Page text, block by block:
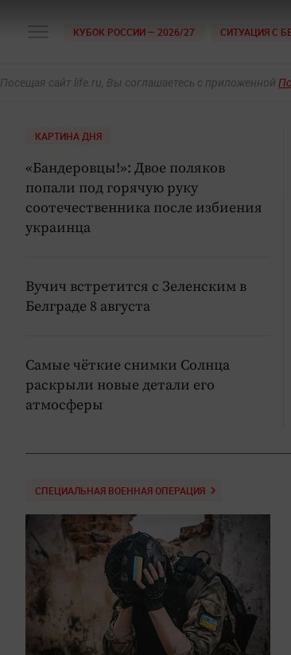
КУБОК РОССИИ — 2026/27 СИТУАЦИЯ С
Посещая сайт life.ru, Вы соглашаетесь с приложенной
КАРТИНА ДНЯ
«Бандеровцы!»: Двое поляков
попали под горячую руку
соотечественника после избиения
украинца
Вучич встретится с Зеленским в
Белграде 8 августа
Самые чёткие снимки Солнца
раскрыли новые детали его
атмосферы
6 августа 1943
СПЕЦИАЛЬНАЯ ВОЕННАЯ ОПЕРАЦИЯ